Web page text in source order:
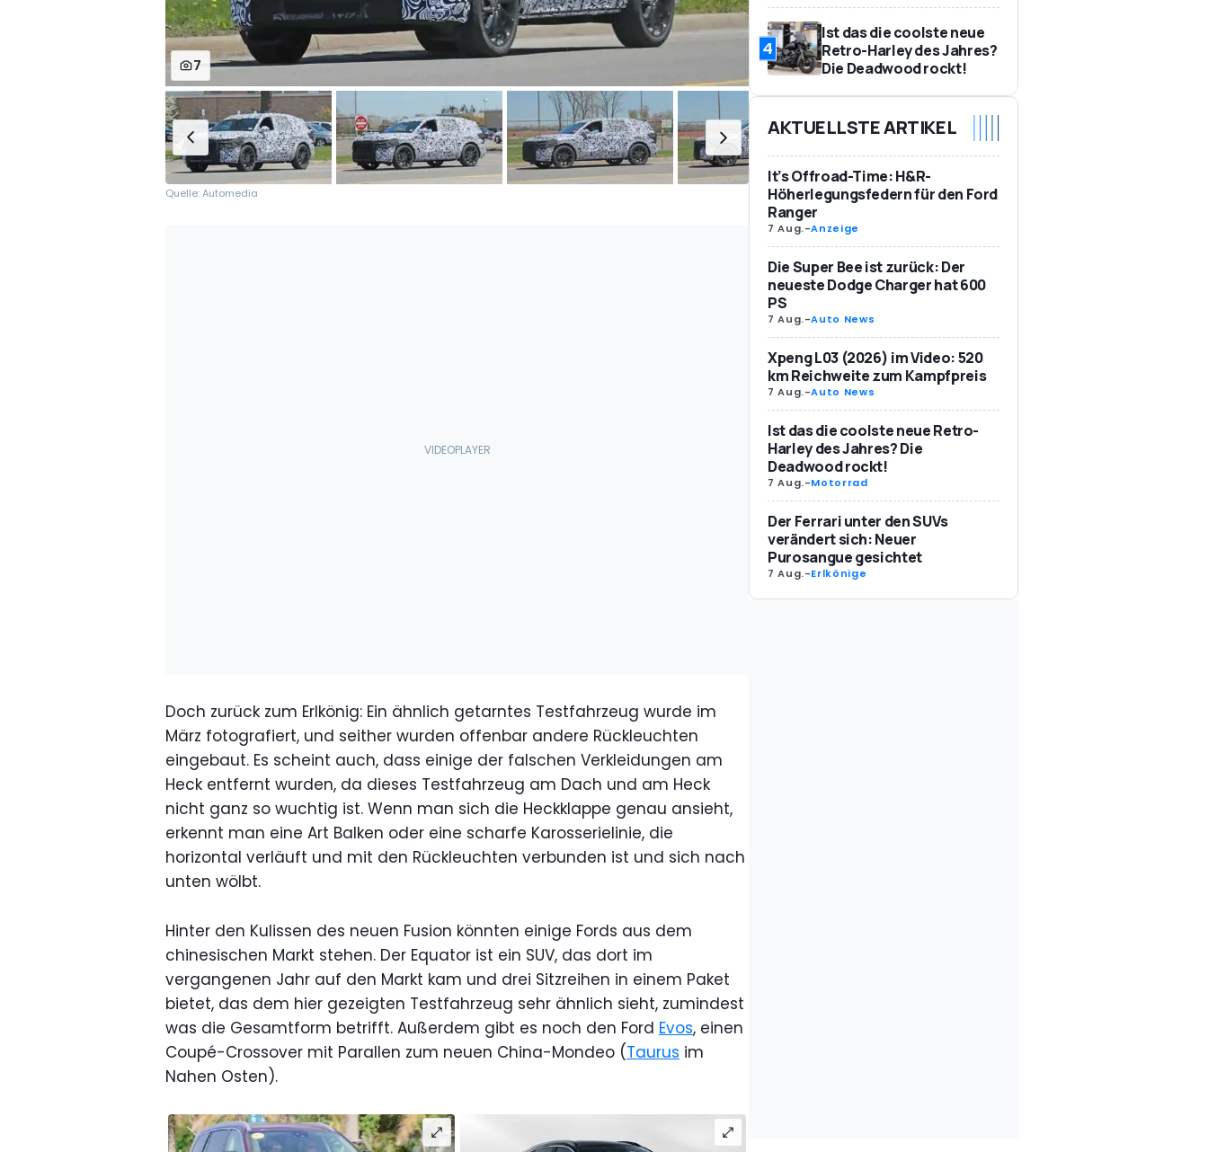
7
Quelle: Automedia
Doch zurück zum Erlkönig: Ein ähnlich getarntes Testfahrzeug wurde im
März fotografiert, und seither wurden offenbar andere Rückleuchten
eingebaut. Es scheint auch, dass einige der falschen Verkleidungen am
Heck entfernt wurden, da dieses Testfahrzeug am Dach und am Heck
nicht ganz so wuchtig ist. Wenn man sich die Heckklappe genau ansieht,
erkennt man eine Art Balken oder eine scharfe Karosserielinie, die
horizontal verläuft und mit den Rückleuchten verbunden ist und sich nach
unten wölbt.
Hinter den Kulissen des neuen Fusion könnten einige Fords aus dem
chinesischen Markt stehen. Der Equator ist ein SUV, das dort im
vergangenen Jahr auf den Markt kam und drei Sitzreihen in einem Paket
bietet, das dem hier gezeigten Testfahrzeug sehr ähnlich sieht, zumindest
was die Gesamtform betrifft. Außerdem gibt es noch den Ford Evos, einen
Coupé-Crossover mit Parallen zum neuen China-Mondeo (Taurus im
Nahen Osten).
4
Ist das die coolste neue
Retro-Harley des Jahres?
Die Deadwood rockt!
AKTUELLSTE ARTIKEL
It’s Offroad-Time: H&R-
Höherlegungsfedern für den Ford
Ranger
7 Aug.-Anzeige
Die Super Bee ist zurück: Der
neueste Dodge Charger hat 600
PS
7 Aug.-Auto News
Xpeng L03 (2026) im Video: 520
km Reichweite zum Kampfpreis
7 Aug.-Auto News
Ist das die coolste neue Retro-
Harley des Jahres? Die
Deadwood rockt!
7 Aug.-Motorrad
Der Ferrari unter den SUVs
verändert sich: Neuer
Purosangue gesichtet
7 Aug.-Erlkönige